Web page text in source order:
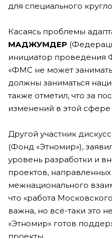
для специального
Касаясь проблемы
МАДЖУМДЕР
инициатор проведения
«ФМС не может
должны заниматься
также отметил, что за
изменений в этой
Другой участник
(Фонд «Этномир»),
уровень разработки и
проектов,
межнационального
что «работа
важна, но всё-таки это
«Этномир» готов